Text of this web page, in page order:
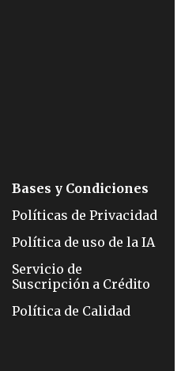
Bases y Condiciones
Políticas de Privacidad
Política de uso de la IA
Servicio de
Suscripción a Crédito
Política de Calidad